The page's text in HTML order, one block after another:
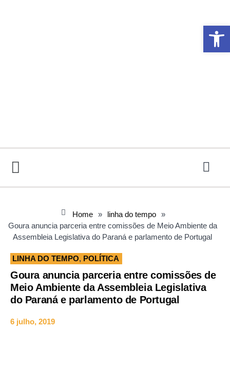
Abrir
Home » linha do tempo »
Goura anuncia parceria entre comissões de Meio Ambiente da
Assembleia Legislativa do Paraná e parlamento de Portugal
LINHA DO TEMPO, POLÍTICA
Goura anuncia parceria entre comissões de
Meio Ambiente da Assembleia Legislativa
do Paraná e parlamento de Portugal
6 julho, 2019